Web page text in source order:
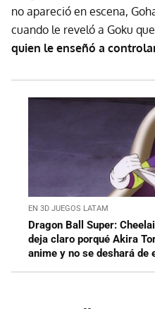
no apareció en escena,
cuando le reveló a Goku que
quien le enseñó a
EN 3D JUEGOS LATAM
Dragon Ball Super:
deja claro porqué Akira
anime y no se deshará de